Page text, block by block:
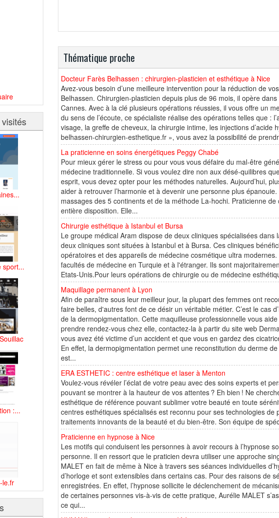
sport...
:...
le.fr
Thématique proche
Docteur Farès Belhassen : chirurgien-plasticien et esthétique à Nice
Avez-vous besoin d’une meilleure intervention pour la réduction de
Belhassen. Chirurgien-plasticien depuis plus de 96 mois, il opère
Cannes. Avec à la clé plusieurs opérations réussies, il vous offre un
du sens de l’écoute, ce spécialiste réalise des opérations telles que :
visage, la greffe de cheveux, la chirurgie intime, les injections d’acide
belhassen-chirurgien-esthetique.fr », vous avez la possibilité de
La praticienne en soins énergétiques Peggy Chabé
Pour mieux gérer le stress ou pour vous vous défaire du mal-être
médecine traditionnelle. Si vous voulez dire non aux désé-quilibres
esprit, vous devez opter pour les méthodes naturelles. Aujourd’hui,
aider à retrouver l’harmonie et à devenir une personne plus
massages des 5 continents et de la méthode La-hochi. Praticienne
entière disposition. Elle...
Chirurgie esthétique à Istanbul et Bursa
Le groupe médical Aram dispose de deux cliniques spécialisées
deux cliniques sont situées à Istanbul et à Bursa. Ces cliniques
opératoires et des appareils de médecine cosmétique ultra
facultés de médecine en Turquie et à l'étranger. Ils sont
Etats-Unis.Pour leurs opérations de chirurgie ou de médecine
Maquillage permanent à Lyon
Afin de paraître sous leur meilleur jour, la plupart des femmes ont
faire belles, d'autres font de ce désir un véritable métier. C’est le cas
de la dermopigmentation. Cette maquilleuse professionnelle vous
prendre rendez-vous chez elle, contactez-la à partir du site web
vous avez été victime d’un accident et que vous en gardez des
En effet, la dermopigmentation permet une reconstitution du derme
est...
ERA ESTHETIC : centre esthétique et laser à Menton
Voulez-vous révéler l’éclat de votre peau avec des soins experts et
pouvant se montrer à la hauteur de vos attentes ? Eh bien ! Ne
esthétique de référence pouvant sublimer votre beauté en toute
centres esthétiques spécialisés est reconnu pour ses technologies
traitements innovants de la beauté et du bien-être. Son équipe de
Praticienne en hypnose à Nice
Les motifs qui conduisent les personnes à avoir recours à l’hypnose
personne. Il en ressort que le praticien devra utiliser une approche
MALET en fait de même à Nice à travers ses séances individuelles
d’horloge et sont extensibles dans certains cas. Pour des raisons de
enregistrées. En effet, l’hypnose sollicite le déclenchement de
de certaines personnes vis-à-vis de cette pratique, Aurélie MALET
ce qui...